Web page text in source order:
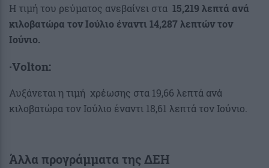
Η τιμή του ρεύματος ανεβαίνει στα 15,219 λεπτά ανά
κιλοβατώρα τον Ιούλιο έναντι 14,287 λεπτών τον
Ιούνιο.
·Volton:
Αυξάνεται η τιμή χρέωσης στα 19,66 λεπτά ανά
κιλοβατώρα τον Ιούλιο έναντι 18,61 λεπτά τον Ιούνιο.
Άλλα προγράμματα της ΔΕΗ